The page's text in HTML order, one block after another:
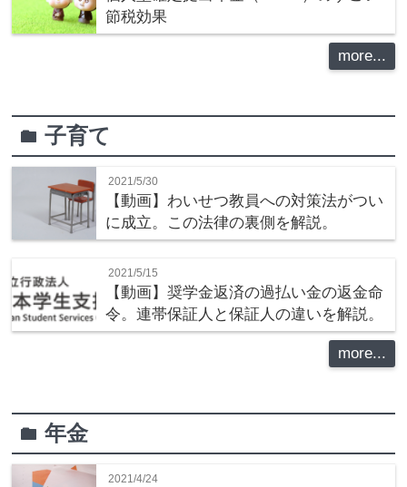
節税効果
more...
folder子育て
2021/5/30
【動画】わいせつ教員への対策法がつい
に成立。この法律の裏側を解説。
2021/5/15
【動画】奨学金返済の過払い金の返金命
令。連帯保証人と保証人の違いを解説。
more...
folder年金
2021/4/24